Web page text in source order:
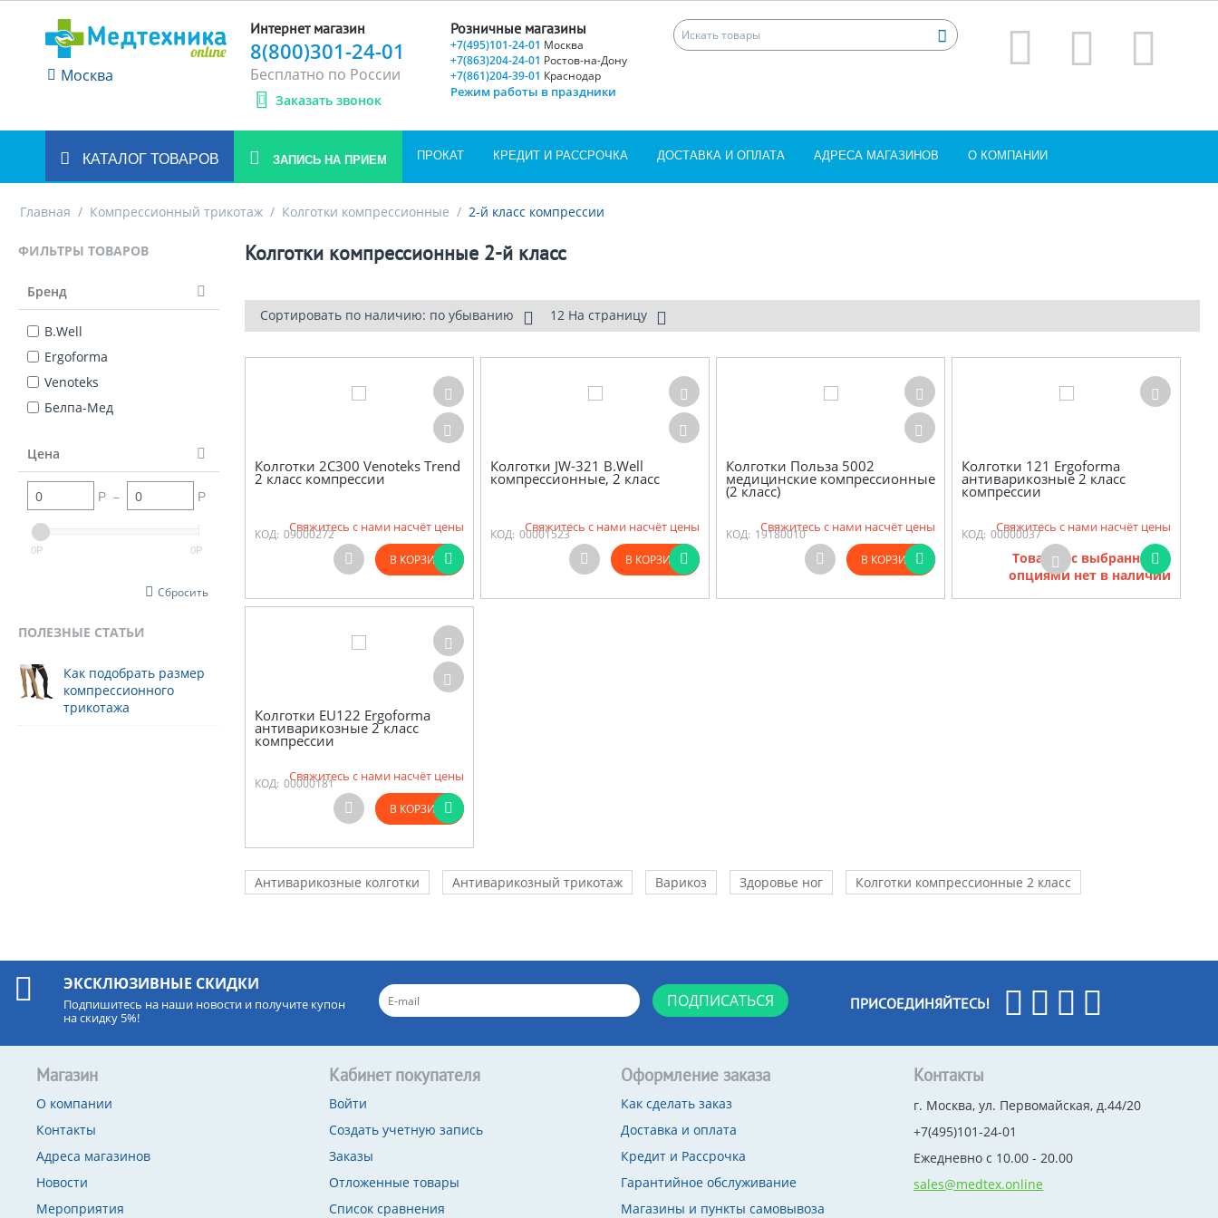
Москва
Интернет магазин
8(800)301-24-01
Бесплатно по России
Заказать звонок
Розничные магазины
+7(495)101-24-01 Москва
+7(863)204-24-01 Ростов-на-Дону
+7(861)204-39-01 Краснодар
Режим работы в праздники
КАТАЛОГ ТОВАРОВ ЗАПИСЬ НА ПРИЕМ ПРОКАТ КРЕДИТ И РАССРОЧКА ДОСТАВКА И ОПЛАТА АДРЕСА МАГАЗИНОВ О КОМПАНИИ
Главная / Компрессионный трикотаж / Колготки компрессионные / 2-й класс компрессии
ФИЛЬТРЫ ТОВАРОВ
Бренд
B.Well
Ergoforma
Venoteks
Белпа-Мед
Цена
Р – Р
0Р 0Р
Сбросить
ПОЛЕЗНЫЕ СТАТЬИ
Как подобрать размер
компрессионного
трикотажа
Колготки компрессионные 2-й класс
Сортировать по наличию: по убыванию 12 На страницу
Колготки 2С300 Venoteks Trend
2 класс компрессии
КОД: 09000272
Свяжитесь с нами насчёт цены
В КОРЗИНУ
Колготки JW-321 B.Well
компрессионные, 2 класс
КОД: 00001523
Свяжитесь с нами насчёт цены
В КОРЗИНУ
Колготки Польза 5002
медицинские компрессионные
(2 класс)
КОД: 19180010
Свяжитесь с нами насчёт цены
В КОРЗИНУ
Колготки 121 Ergoforma
антиварикозные 2 класс
компрессии
КОД: 00000037
Свяжитесь с нами насчёт цены
Товаров с выбранными
опциями нет в наличии
Колготки EU122 Ergoforma
антиварикозные 2 класс
компрессии
КОД: 00000181
Свяжитесь с нами насчёт цены
В КОРЗИНУ
Антиварикозные колготки Антиварикозный трикотаж Варикоз Здоровье ног Колготки компрессионные 2 класс
ЭКСКЛЮЗИВНЫЕ СКИДКИ
Подпишитесь на наши новости и получите купон
на скидку 5%!
ПОДПИСАТЬСЯ ПРИСОЕДИНЯЙТЕСЬ!
Магазин
О компании
Контакты
Адреса магазинов
Новости
Мероприятия
Кабинет покупателя
Войти
Создать учетную запись
Заказы
Отложенные товары
Список сравнения
Оформление заказа
Как сделать заказ
Доставка и оплата
Кредит и Рассрочка
Гарантийное обслуживание
Магазины и пункты самовывоза
Контакты
г. Москва, ул. Первомайская, д.44/20
+7(495)101-24-01
Ежедневно с 10.00 - 20.00
sales@medtex.online